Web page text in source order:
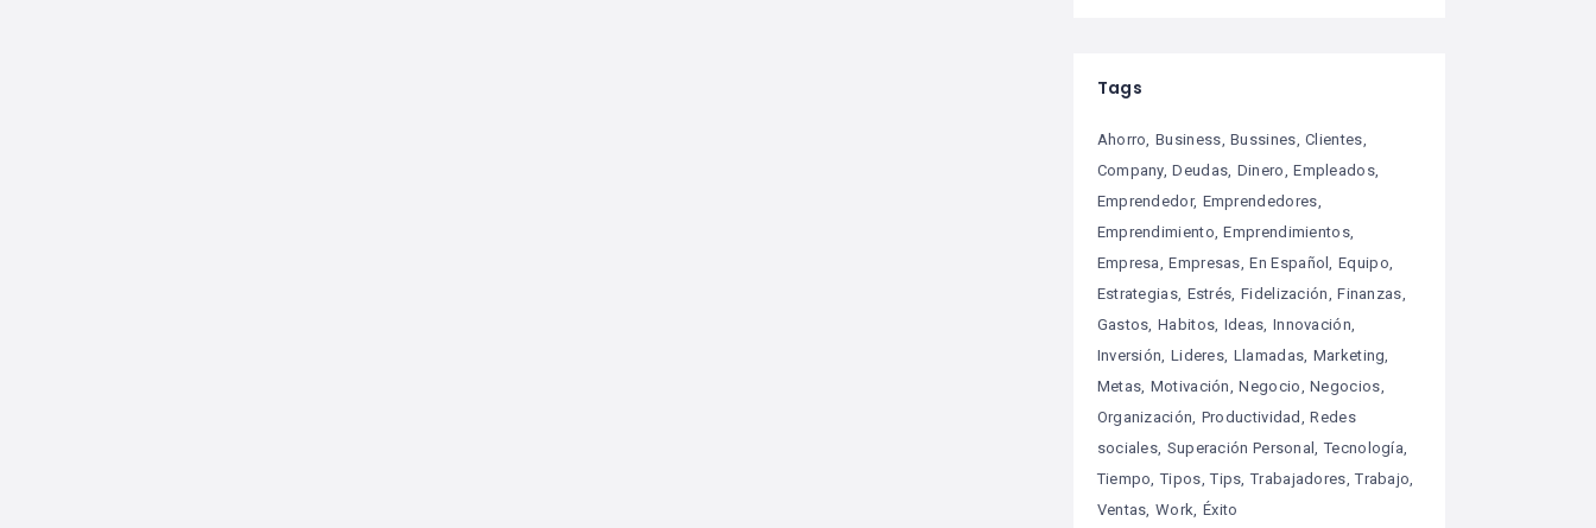
Tags
Ahorro Business Bussines Clientes
Company Deudas Dinero
Empleados
Emprendedor Emprendedores
Emprendimiento Emprendimientos
Empresa
Empresas En Español
Equipo
Estrategias Estrés Fidelización
Finanzas
Gastos Habitos Ideas Innovación
Inversión Lideres Llamadas Marketing
Metas Motivación Negocio
Negocios
Organización Productividad
Redes
sociales Superación Personal
Tecnología
Tiempo
Tipos Tips Trabajadores Trabajo
Ventas Work Éxito